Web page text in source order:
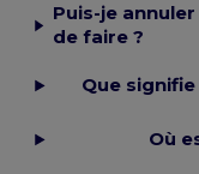
Puis-je
de faire ?
Que
Où